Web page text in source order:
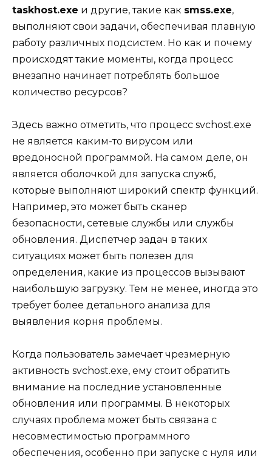
taskhost.exe и другие, такие как smss.exe,
выполняют свои задачи, обеспечивая плавную
работу различных подсистем. Но как и почему
происходят такие моменты, когда процесс
внезапно начинает потреблять большое
количество ресурсов?
Здесь важно отметить, что процесс svchost.exe
не является каким-то вирусом или
вредоносной программой. На самом деле, он
является оболочкой для запуска служб,
которые выполняют широкий спектр функций.
Например, это может быть сканер
безопасности, сетевые службы или службы
обновления. Диспетчер задач в таких
ситуациях может быть полезен для
определения, какие из процессов вызывают
наибольшую загрузку. Тем не менее, иногда это
требует более детального анализа для
выявления корня проблемы.
Когда пользователь замечает чрезмерную
активность svchost.exe, ему стоит обратить
внимание на последние установленные
обновления или программы. В некоторых
случаях проблема может быть связана с
несовместимостью программного
обеспечения, особенно при запуске с нуля или